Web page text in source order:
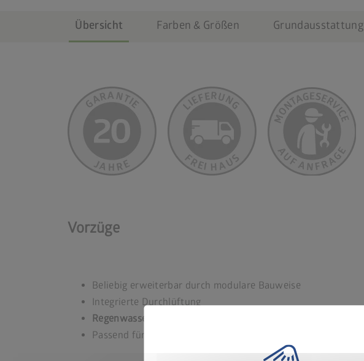
Übersicht Farben & Größen Grundausstattung
Vorzüge
Beliebig erweiterbar durch modulare Bauweise
Integrierte Durchlüftung
Regenwasserdicht
Passend für 120 l oder 240 l Tonnen